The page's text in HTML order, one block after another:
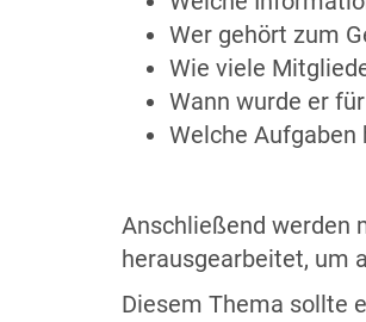
Wer gehört zum
Wie viele
Wann wurde er
Welche Aufgaben
Anschließend werden
herausgearbeitet, um
Diesem Thema sollte